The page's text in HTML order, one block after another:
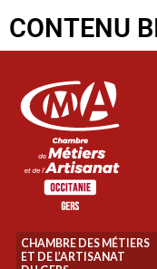
CONTENU
CHAMBRE DES MÉTIERS
ET DE L’ARTISANAT